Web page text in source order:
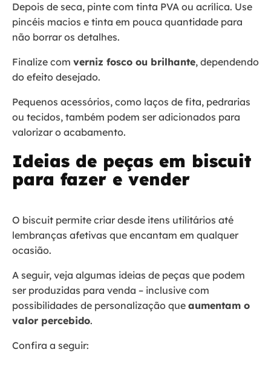
Depois de seca, pinte com tinta PVA ou acrílica. Use
pincéis macios e tinta em pouca quantidade para
não borrar os detalhes.
Finalize com verniz fosco ou brilhante, dependendo
do efeito desejado.
Pequenos acessórios, como laços de fita, pedrarias
ou tecidos, também podem ser adicionados para
valorizar o acabamento.
Ideias de peças em biscuit
para fazer e vender
O biscuit permite criar desde itens utilitários até
lembranças afetivas que encantam em qualquer
ocasião.
A seguir, veja algumas ideias de peças que podem
ser produzidas para venda – inclusive com
possibilidades de personalização que aumentam o
valor percebido.
Confira a seguir: